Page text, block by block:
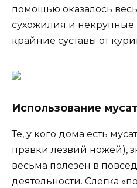
помощью оказалось
сухожилия и некрупные
крайние суставы от
Использование
Те, у кого дома есть
правки лезвий ножей),
весьма полезен в
деятельности. Слегка